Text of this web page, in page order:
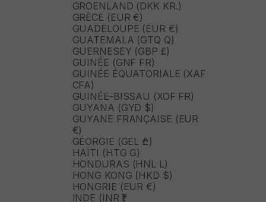
GROENLAND (DKK KR.)
GRÈCE (EUR €)
GUADELOUPE (EUR €)
GUATEMALA (GTQ Q)
GUERNESEY (GBP £)
GUINÉE (GNF FR)
GUINÉE ÉQUATORIALE (XAF
CFA)
GUINÉE-BISSAU (XOF FR)
GUYANA (GYD $)
GUYANE FRANÇAISE (EUR
€)
GÉORGIE (GEL ₾)
HAÏTI (HTG G)
HONDURAS (HNL L)
HONG KONG (HKD $)
HONGRIE (EUR €)
INDE (INR ₹)